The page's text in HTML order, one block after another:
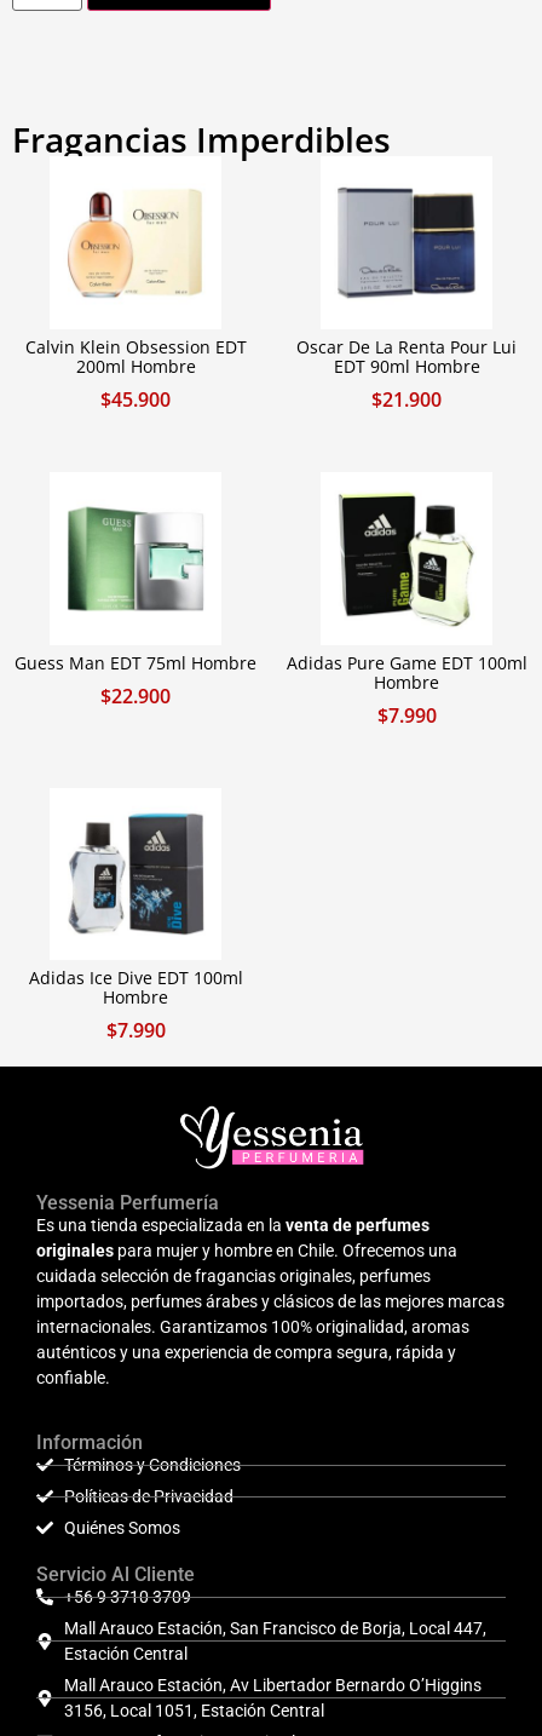
Fragancias Imperdibles
Calvin Klein Obsession EDT
200ml Hombre
$45.900
Oscar De La Renta Pour Lui
EDT 90ml Hombre
$21.900
Guess Man EDT 75ml Hombre
$22.900
Adidas Pure Game EDT 100ml
Hombre
$7.990
Adidas Ice Dive EDT 100ml
Hombre
$7.990
Yessenia Perfumería
Es una tienda especializada en la venta de perfumes
originales para mujer y hombre en Chile. Ofrecemos una
cuidada selección de fragancias originales, perfumes
importados, perfumes árabes y clásicos de las mejores marcas
internacionales. Garantizamos 100% originalidad, aromas
auténticos y una experiencia de compra segura, rápida y
confiable.
Información
Términos y Condiciones
Políticas de Privacidad
Quiénes Somos
Servicio Al Cliente
+56 9 3710 3709
Mall Arauco Estación, San Francisco de Borja, Local 447,
Estación Central
Mall Arauco Estación, Av Libertador Bernardo O’Higgins
3156, Local 1051, Estación Central